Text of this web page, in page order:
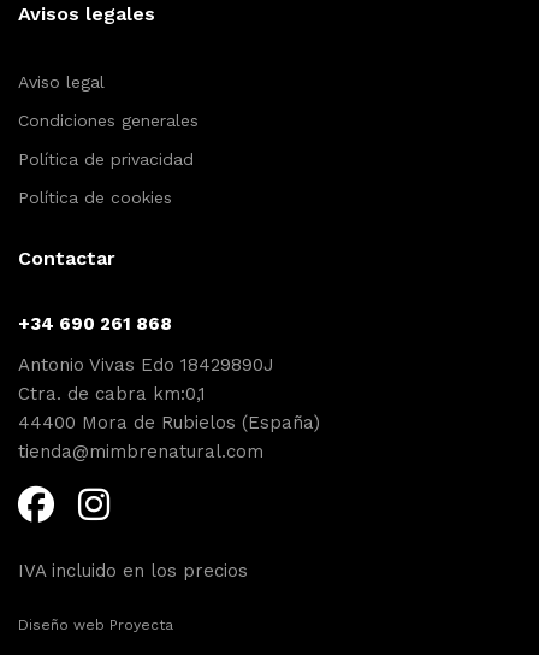
Avisos legales
Aviso legal
Condiciones generales
Política de privacidad
Política de cookies
Contactar
+34 690 261 868
Antonio Vivas Edo 18429890J
Ctra. de cabra km:0,1
44400 Mora de Rubielos (España)
tienda@mimbrenatural.com
IVA incluido en los precios
Diseño web Proyecta